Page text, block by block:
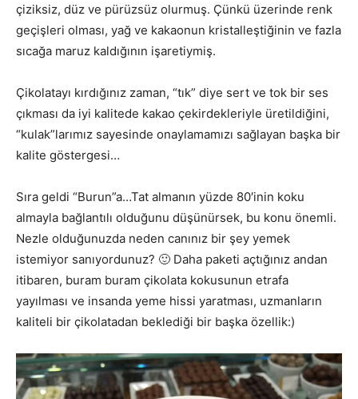
çiziksiz, düz ve pürüzsüz olurmuş. Çünkü üzerinde renk
geçişleri olması, yağ ve kakaonun kristalleştiğinin ve fazla
sıcağa maruz kaldığının işaretiymiş.
Çikolatayı kırdığınız zaman, “tık” diye sert ve tok bir ses
çıkması da iyi kalitede kakao çekirdekleriyle üretildiğini,
“kulak”larımız sayesinde onaylamamızı sağlayan başka bir
kalite göstergesi…
Sıra geldi “Burun”a…Tat almanın yüzde 80′inin koku
almayla bağlantılı olduğunu düşünürsek, bu konu önemli.
Nezle olduğunuzda neden canınız bir şey yemek
istemiyor sanıyordunuz? 🙂 Daha paketi açtığınız andan
itibaren, buram buram çikolata kokusunun etrafa
yayılması ve insanda yeme hissi yaratması, uzmanların
kaliteli bir çikolatadan beklediği bir başka özellik:)